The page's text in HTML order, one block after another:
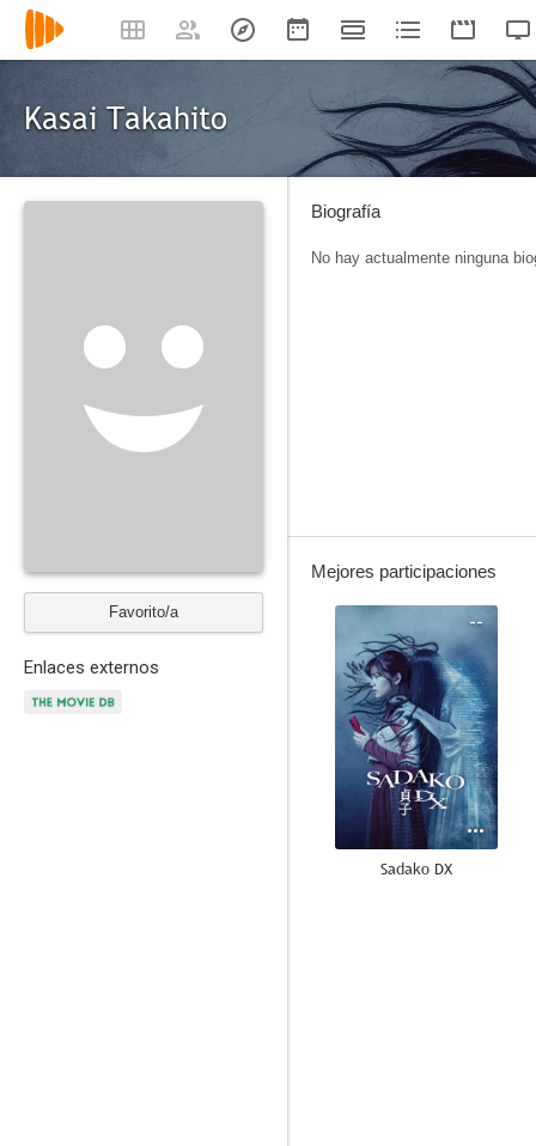
Kasai Takahito
Favorito/a
Enlaces externos
Biografía
No hay actualmente ninguna
Mejores participaciones
--
Sadako DX